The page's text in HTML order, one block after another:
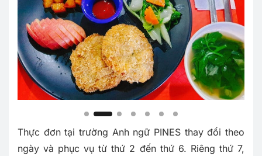
Thực đơn tại trường Anh ngữ PINES thay đổi theo
ngày và phục vụ từ thứ 2 đến thứ 6. Riêng thứ 7,